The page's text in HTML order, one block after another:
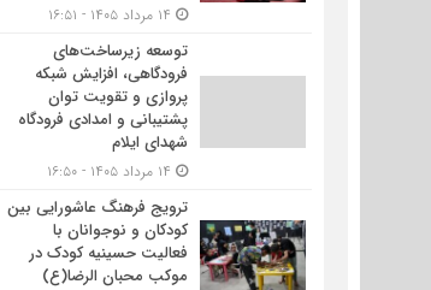
توسعه زیرساخت‌های
فرودگاهی، افزایش شبکه
پروازی و تقویت توان
پشتیبانی و امدادی فرودگاه
شهدای ایلام
ترویج فرهنگ عاشورایی بین
کودکان و نوجوانان با
فعالیت حسینیه کودک در
موکب محبان الرضا(ع)